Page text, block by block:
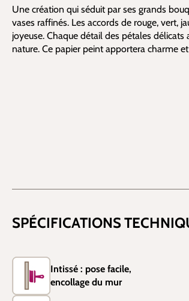
Une création qui séduit par ses grands
vases raffinés. Les accords de rouge, vert,
joyeuse. Chaque détail des pétales
nature. Ce papier peint apportera charme
SPÉCIFICATIONS
Intissé : pose facile,
encollage du mur